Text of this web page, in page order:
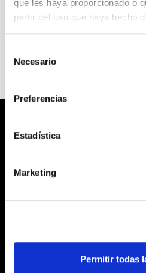
que les haya proporcionado o
partir del uso que haya hecho
Necesario
Preferencias
Estadística
Marketing
Permitir todas